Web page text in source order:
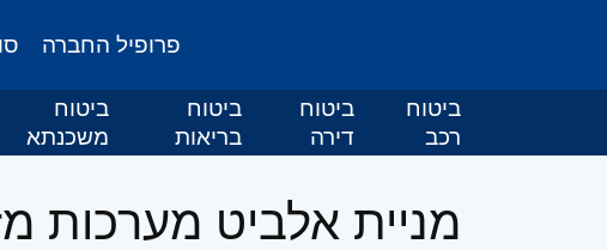
פרופיל החברה
ביטוח
רכב
ביטוח
דירה
ביטוח
בריאות
ביטוח
משכנתא
מניית אלביט מערכות